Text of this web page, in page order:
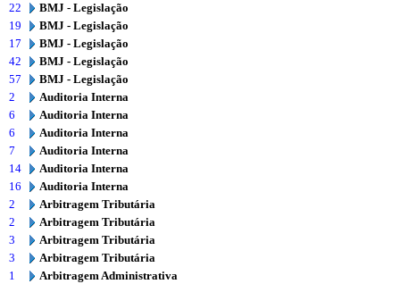
22
BMJ - Legislação
19
BMJ - Legislação
17
BMJ - Legislação
42
BMJ - Legislação
57
BMJ - Legislação
2
Auditoria Interna
6
Auditoria Interna
6
Auditoria Interna
7
Auditoria Interna
14
Auditoria Interna
16
Auditoria Interna
2
Arbitragem Tributária
2
Arbitragem Tributária
3
Arbitragem Tributária
3
Arbitragem Tributária
1
Arbitragem Administrativa